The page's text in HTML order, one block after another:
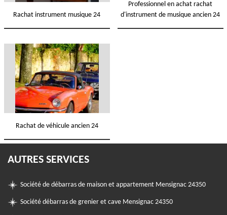
Rachat instrument musique 24
Professionnel en achat rachat
d'instrument de musique ancien 24
Rachat de véhicule ancien 24
AUTRES SERVICES
Société de débarras de maison et appartement Mensignac 24350
Société débarras de grenier et cave Mensignac 24350